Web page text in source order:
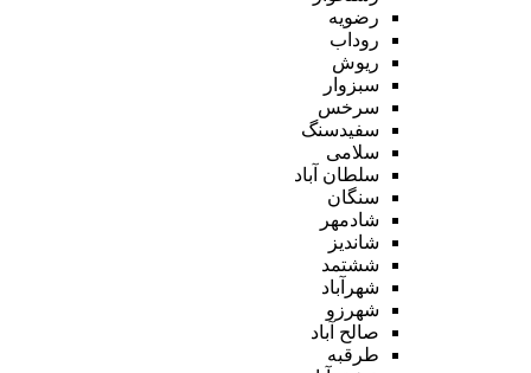
رضویه
روداب
ریوش
سبزوار
سرخس
سفیدسنگ
سلامی
سلطان آباد
سنگان
شادمهر
شاندیز
ششتمد
شهرآباد
شهرزو
صالح آباد
طرقبه